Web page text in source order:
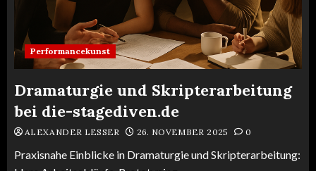
Performancekunst
Dramaturgie und Skripterarbeitung
bei die-stagediven.de
ALEXANDER LESSER 26. NOVEMBER 2025 0
Praxisnahe Einblicke in Dramaturgie und Skripterarbeitung: